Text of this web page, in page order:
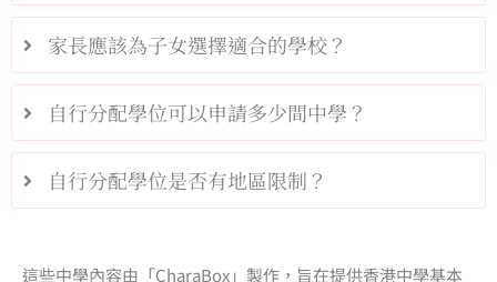
家長應該為子女選擇適合的學校？
自行分配學位可以申請多少間中學？
自行分配學位是否有地區限制？
這些中學內容由「CharaBox」製作，旨在提供香港中學基本